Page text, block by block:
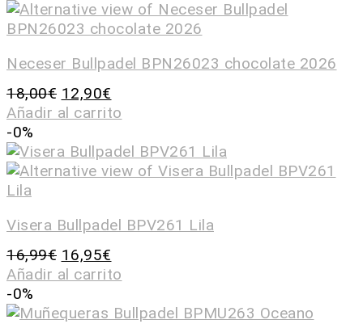
Neceser Bullpadel BPN26023 chocolate 2026
18,00€ 12,90€
Añadir al carrito
-0%
Visera Bullpadel BPV261 Lila
16,99€ 16,95€
Añadir al carrito
-0%